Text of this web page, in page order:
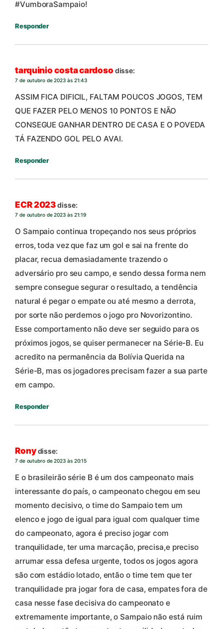
#VumboraSampaio!
Responder
tarquinio costa cardoso disse:
7 de outubro de 2023 às 21:43
ASSIM FICA DIFICIL, FALTAM POUCOS JOGOS, TEM
QUE FAZER PELO MENOS 10 PONTOS E NÃO
CONSEGUE GANHAR DENTRO DE CASA E O POVEDA
TÁ FAZENDO GOL PELO AVAI.
Responder
ECR 2023disse:
7 de outubro de 2023 às 21:19
O Sampaio continua tropeçando nos seus próprios
erros, toda vez que faz um gol e sai na frente do
placar, recua demasiadamente trazendo o
adversário pro seu campo, e sendo dessa forma nem
sempre consegue segurar o resultado, a tendência
natural é pegar o empate ou até mesmo a derrota,
por sorte não perdemos o jogo pro Novorizontino.
Esse comportamento não deve ser seguido para os
próximos jogos, se quiser permanecer na Série-B. Eu
acredito na permanência da Bolívia Querida na
Série-B, mas os jogadores precisam fazer a sua parte
em campo.
Responder
Ronydisse:
7 de outubro de 2023 às 20:15
E o brasileirão série B é um dos campeonato mais
interessante do país, o campeonato chegou em seu
momento decisivo, o time do Sampaio tem um
elenco e jogo de igual para igual com qualquer time
do campeonato, agora é preciso jogar com
tranquilidade, ter uma marcação, precisa,e preciso
arrumar essa defesa urgente, todos os jogos agora
são com estádio lotado, então o time tem que ter
tranquilidade pra jogar fora de casa, empates fora de
casa nesse fase decisiva do campeonato e
extremamente importante, o Sampaio não está ruim